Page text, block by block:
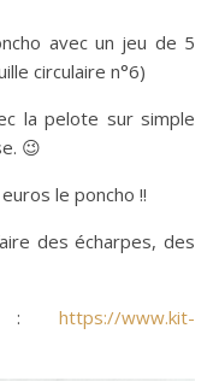
avec un jeu de 5
circulaire n°6)
la pelote sur simple
😉
le poncho !!
des écharpes, des
: https://www.kit-